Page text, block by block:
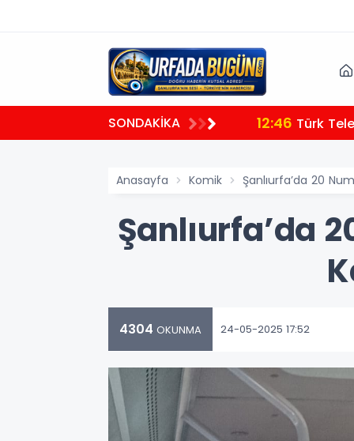
SONDAKİKA 12:46 Türk
Anasayfa Komik Şanlıurfa’da 20
Şanlıurfa’da
4304 OKUNMA 24-05-2025 17:52